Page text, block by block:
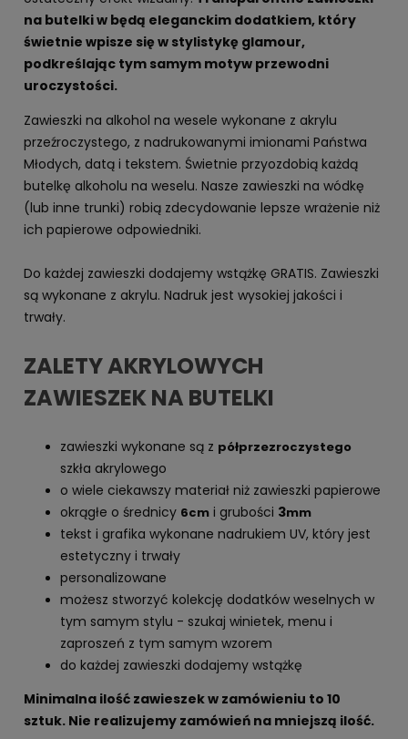
na butelki w będą eleganckim dodatkiem, który
świetnie wpisze się w stylistykę glamour,
podkreślając tym samym motyw przewodni
uroczystości.
Zawieszki na alkohol na wesele wykonane z akrylu
przeźroczystego, z nadrukowanymi imionami Państwa
Młodych, datą i tekstem. Świetnie przyozdobią każdą
butelkę alkoholu na weselu. Nasze zawieszki na wódkę
(lub inne trunki) robią zdecydowanie lepsze wrażenie niż
ich papierowe odpowiedniki.
Do każdej zawieszki dodajemy wstążkę GRATIS. Zawieszki
są wykonane z akrylu. Nadruk jest wysokiej jakości i
trwały.
ZALETY AKRYLOWYCH
ZAWIESZEK NA BUTELKI
zawieszki wykonane są z półprzezroczystego
szkła akrylowego
o wiele ciekawszy materiał niż zawieszki papierowe
okrągłe o średnicy 6cm i grubości 3mm
tekst i grafika wykonane nadrukiem UV, który jest
estetyczny i trwały
personalizowane
możesz stworzyć kolekcję dodatków weselnych w
tym samym stylu - szukaj winietek, menu i
zaproszeń z tym samym wzorem
do każdej zawieszki dodajemy wstążkę
Minimalna ilość zawieszek w zamówieniu to 10
sztuk. Nie realizujemy zamówień na mniejszą ilość.